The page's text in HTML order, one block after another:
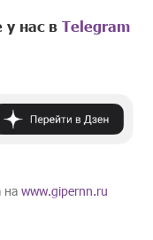
у нас вTelegram
наwww.gipernn.ru